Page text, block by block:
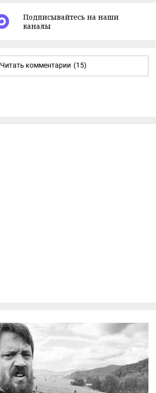
Подписывайтесь на наши
каналы
Читать комментарии (15)